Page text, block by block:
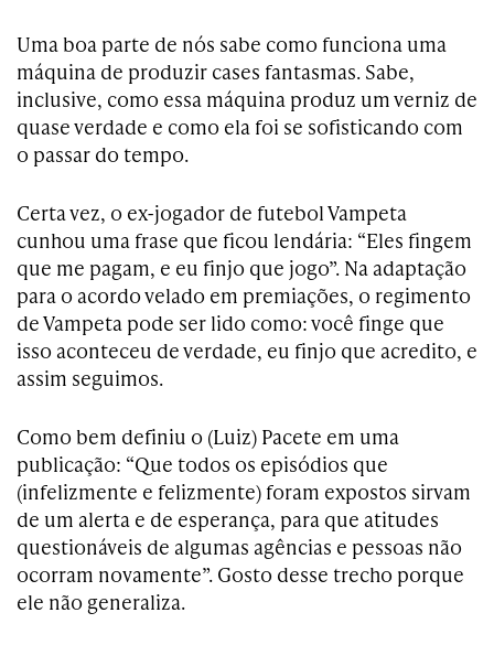
Uma boa parte de nós sabe como funciona uma
máquina de produzir cases fantasmas. Sabe,
inclusive, como essa máquina produz um verniz de
quase verdade e como ela foi se sofisticando com
o passar do tempo.
Certa vez, o ex-jogador de futebol Vampeta
cunhou uma frase que ficou lendária: “Eles fingem
que me pagam, e eu finjo que jogo”. Na adaptação
para o acordo velado em premiações, o regimento
de Vampeta pode ser lido como: você finge que
isso aconteceu de verdade, eu finjo que acredito, e
assim seguimos.
Como bem definiu o (Luiz) Pacete em uma
publicação: “Que todos os episódios que
(infelizmente e felizmente) foram expostos sirvam
de um alerta e de esperança, para que atitudes
questionáveis de algumas agências e pessoas não
ocorram novamente”. Gosto desse trecho porque
ele não generaliza.